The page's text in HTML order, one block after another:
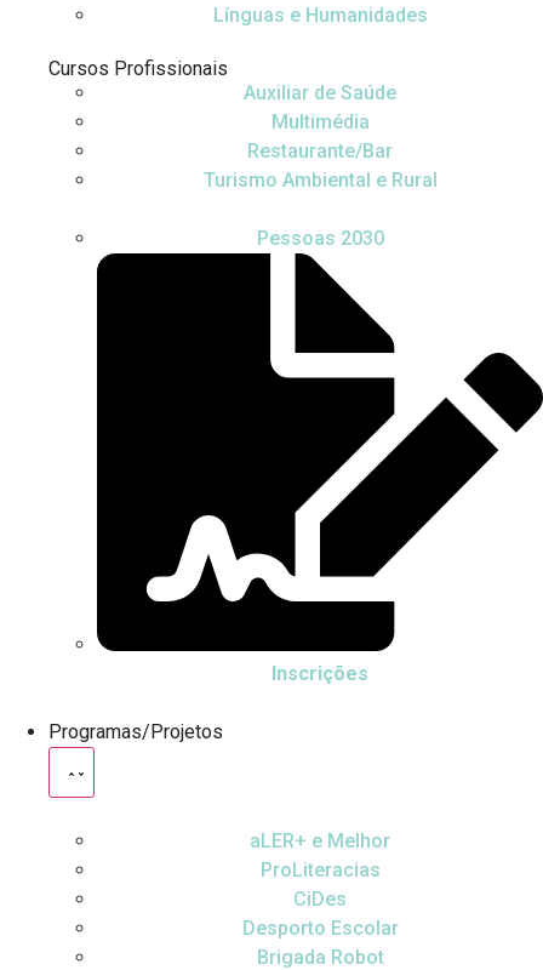
Línguas e Humanidades
Cursos Profissionais
Auxiliar de Saúde
Multimédia
Restaurante/Bar
Turismo Ambiental e Rural
Pessoas 2030
Inscrições
Programas/Projetos
aLER+ e Melhor
ProLiteracias
CiDes
Desporto Escolar
Brigada Robot